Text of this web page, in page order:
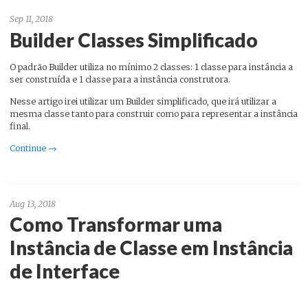
Sep 11, 2018
Builder Classes Simplificado
O padrão Builder utiliza no mínimo 2 classes: 1 classe para instância a
ser construída e 1 classe para a instância construtora.
Nesse artigo irei utilizar um Builder simplificado, que irá utilizar a
mesma classe tanto para construir como para representar a instância
final.
Continue →
Aug 13, 2018
Como Transformar uma
Instância de Classe em Instância
de Interface